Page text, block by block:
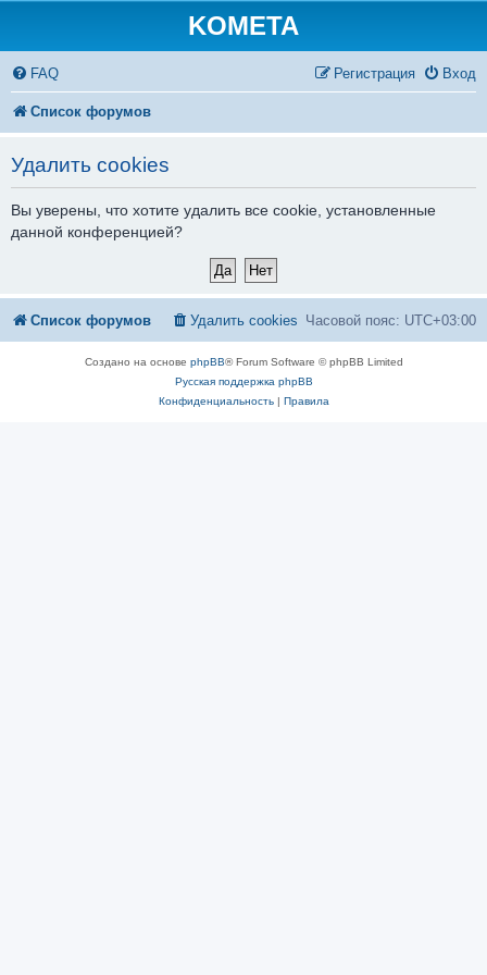
KOMETA
FAQ Вход
Регистрация
Список форумов
Удалить cookies
Вы уверены, что хотите удалить все cookie, установленные
данной конференцией?
Список форумов Часовой пояс: UTC+03:00
Удалить cookies
Создано на основе phpBB® Forum Software © phpBB Limited
Русская поддержка phpBB
Конфиденциальность| Правила